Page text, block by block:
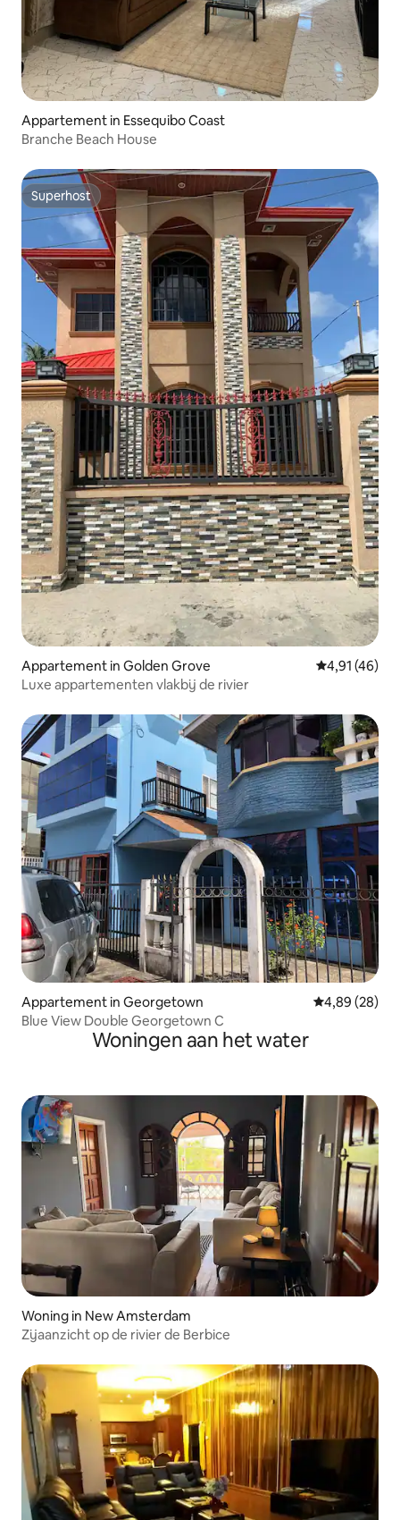
Appartement in Essequibo Coast
Branche Beach House
Superhost
Superhost
Appartement in Golden Grove Gemiddelde
4,91 (46)
Luxe appartementen vlakbij de rivier
Appartement in Georgetown Gemiddelde
4,89 (28)
Blue View Double Georgetown C
Woningen aan het water
Woning in New Amsterdam
Zijaanzicht op de rivier de Berbice